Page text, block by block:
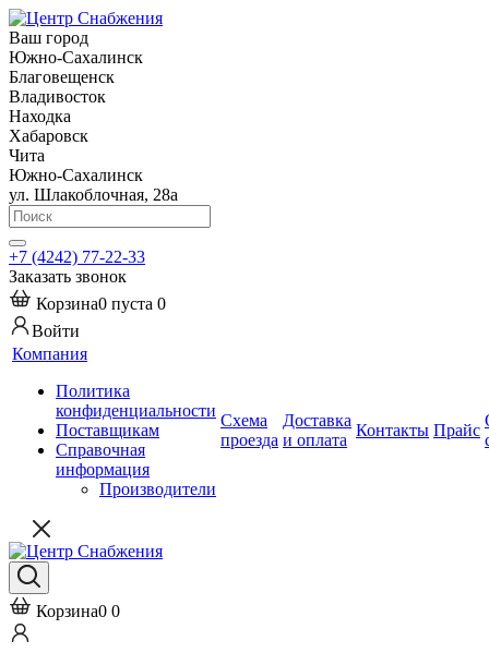
Ваш город
Южно-Сахалинск
Благовещенск
Владивосток
Находка
Хабаровск
Чита
Южно-Сахалинск
ул. Шлакоблочная, 28а
+7 (4242) 77-22-33
Заказать звонок
Корзина0 пуста 0
Войти
Компания
Политика
конфиденциальности
Поставщикам
Справочная
информация
Производители
Схема
проезда
Доставка
и оплата
Контакты Прайс
Корзина0 0